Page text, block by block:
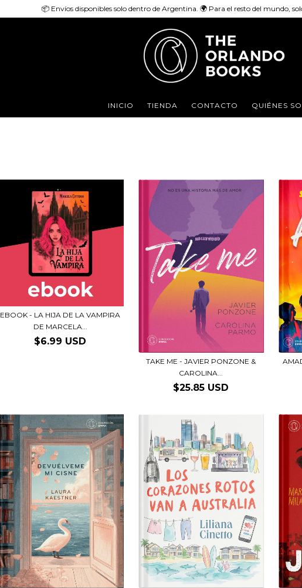
📦 Envíos disponibles solo dentro de Argentina. 🌍 Para el resto del mundo,
INICIO TIENDA CONTACTO QUIÉNES
EBOOK - LA HIJA DE LA VAMPIRA
DE MARCELA...
$6.99 USD
TAKE ME - JAVIER PONZONE &
CAROLINA...
$25.85 USD